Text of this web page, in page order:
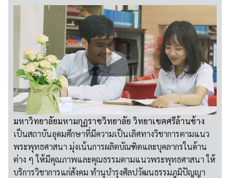
มหาวิทยาลัยมหามกุฏราชวิทยาลัย วิทยาเขตศรีล้านช้าง
เป็นสถาบันอุดมศึกษาที่มีความเป็นเลิศทางวิชาการตามแนว
พระพุทธศาสนา มุ่งเน้นการผลิตบัณฑิตและบุคลากรในด้าน
ต่าง ๆ ให้มีคุณภาพและคุณธรรมตามแนวพระพุทธศาสนา ให้
บริการวิชาการแก่สังคม ทำนุบำรุงศิลปวัฒนธรรมภูมิปัญญา